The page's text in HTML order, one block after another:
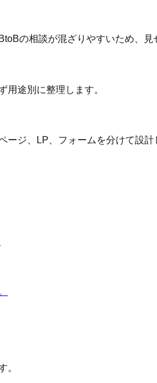
の相談が混ざりやすいため、見
途別に整理します。
ジ、LP、フォームを分けて設計
。